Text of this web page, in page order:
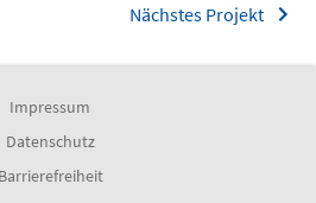
Nächstes Projekt
Impressum
Datenschutz
Barrierefreiheit